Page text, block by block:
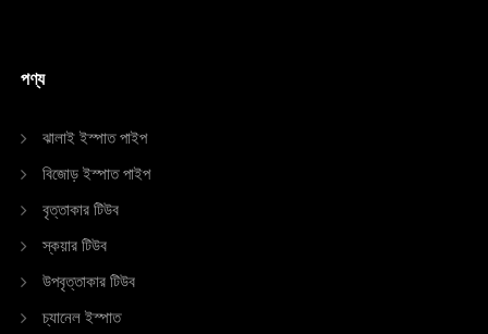
পণ্য
ঝালাই ইস্পাত পাইপ
বিজোড় ইস্পাত পাইপ
বৃত্তাকার টিউব
স্কয়ার টিউব
উপবৃত্তাকার টিউব
চ্যানেল ইস্পাত